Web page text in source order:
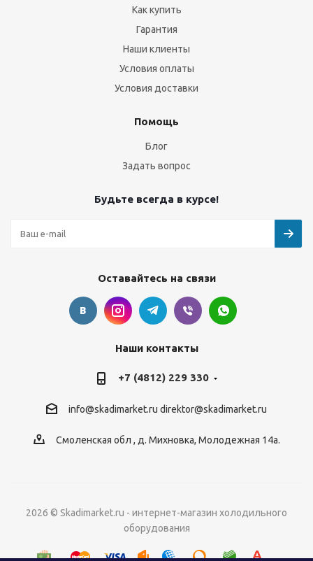
Как купить
Гарантия
Наши клиенты
Условия оплаты
Условия доставки
Помощь
Блог
Задать вопрос
Будьте всегда в курсе!
Оставайтесь на связи
Наши контакты
+7 (4812) 229 330
info@skadimarket.ru direktor@skadimarket.ru
Смоленская обл , д. Михновка, Молодежная 14а.
2026 © Skadimarket.ru - интернет-магазин холодильного
оборудования